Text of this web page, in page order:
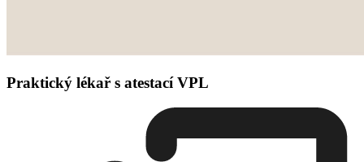
Praktický lékař s atestací VPL